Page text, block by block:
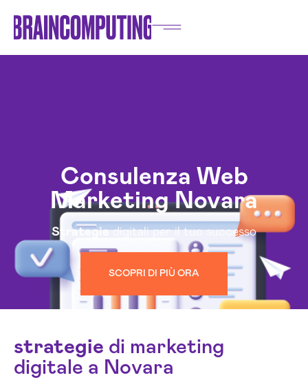
Consulenza Web
Marketing Novara
Strategiedigitali per il tuo successo
SCOPRI DI PIÙ ORA
strategie di marketing
digitale a Novara